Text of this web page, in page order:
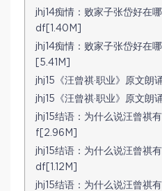
jhj14痴情：败家子张岱好在
df[1.40M]
jhj14痴情：败家子张岱好在
[5.41M]
jhj15《汪曾祺·职业》原文朗
jhj15《汪曾祺·职业》原文朗
jhj15结语：为什么说汪曾祺
f[2.96M]
jhj15结语：为什么说汪曾祺
df[1.12M]
jhj15结语：为什么说汪曾祺